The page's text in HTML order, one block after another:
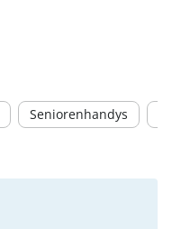
Seniorenhandys